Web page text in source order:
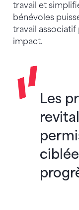
travail et
bénévoles
travail associatif
impact.
Les